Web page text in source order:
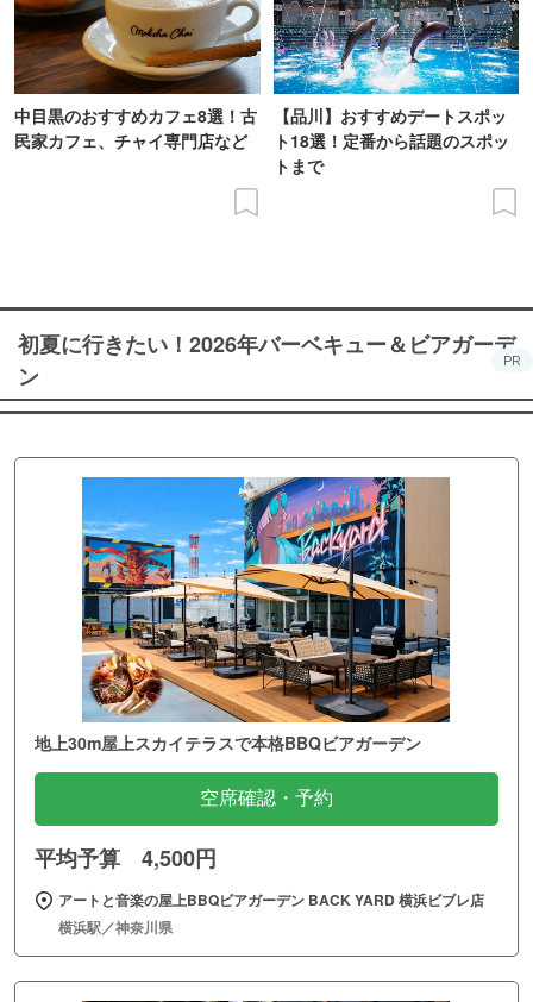
中目黒のおすすめカフェ8選！古
民家カフェ、チャイ専門店など
【品川】おすすめデートスポッ
ト18選！定番から話題のスポッ
トまで
初夏に行きたい！2026年バーベキュー＆ビアガーデ
ン
PR
地上30m屋上スカイテラスで本格BBQビアガーデン
空席確認・予約
平均予算 4,500円
アートと音楽の屋上BBQビアガーデン BACK YARD 横浜ビブレ店
横浜駅／神奈川県